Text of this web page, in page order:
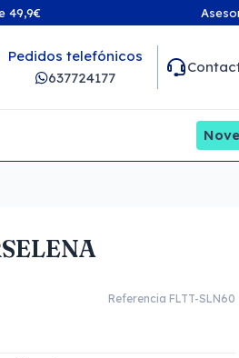
49,9€
Pedidos telefónicos
637724177
Referencia FLTT-SLN60